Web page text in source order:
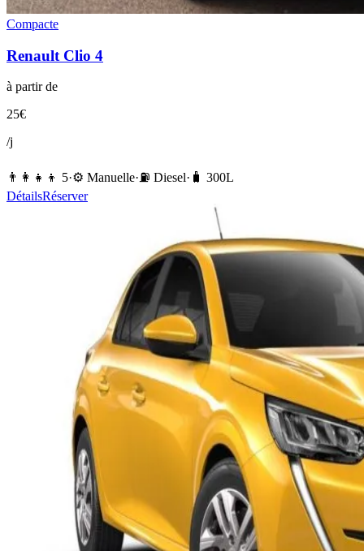
Compacte
Renault Clio 4
à partir de
25€
/j
👨‍👩‍👧‍👦 5·⚙️ Manuelle·⛽️ Diesel· 🧳 300L
DétailsRéserver